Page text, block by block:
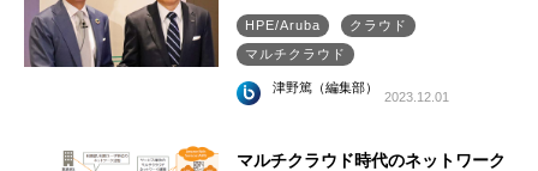
HPE/Aruba
クラウド
マルチクラウド
津野篤（編集部）
2023.12.01
マルチクラウド時代のネットワーク